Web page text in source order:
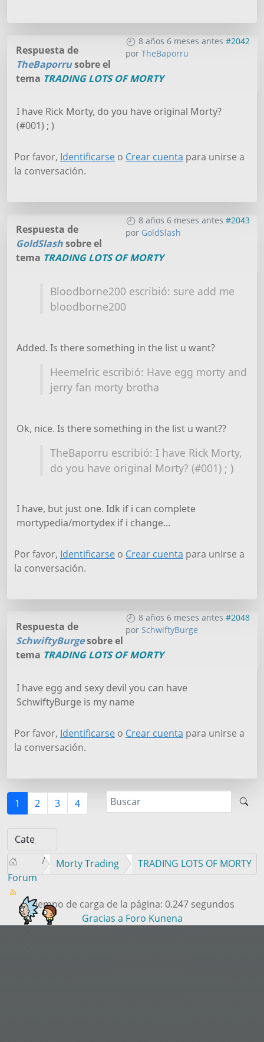
8 años 6 meses antes #2042
por TheBaporru
Respuesta de
TheBaporrusobre el
tema TRADING LOTS OF MORTY
I have Rick Morty, do you have original Morty?
(#001) ; )
Por favor, Identificarse o Crear cuenta para unirse a
la conversación.
8 años 6 meses antes #2043
por GoldSlash
Respuesta de
GoldSlashsobre el
tema TRADING LOTS OF MORTY
Bloodborne200 escribió: sure add me
bloodborne200
Added. Is there something in the list u want?
Heemelric escribió: Have egg morty and
jerry fan morty brotha
Ok, nice. Is there something in the list u want??
TheBaporru escribió: I have Rick Morty,
do you have original Morty? (#001) ; )
I have, but just one. Idk if i can complete
mortypedia/mortydex if i change...
Por favor, Identificarse o Crear cuenta para unirse a
la conversación.
8 años 6 meses antes #2048
por SchwiftyBurge
Respuesta de
SchwiftyBurgesobre el
tema TRADING LOTS OF MORTY
I have egg and sexy devil you can have
SchwiftyBurge is my name
Por favor, Identificarse o Crear cuenta para unirse a
la conversación.
1 2 3 4
Forum
Morty Trading TRADING LOTS OF MORTY
Tiempo de carga de la página: 0.247 segundos
Gracias a Foro Kunena